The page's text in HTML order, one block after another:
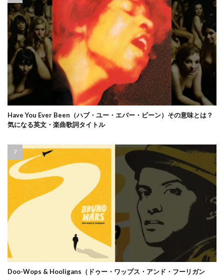
Have You Ever Been（ハブ・ユー・エバー・ビーン）その意味とは？
気になる英文・楽曲歌詞タイトル
Doo-Wops & Hooligans（ドゥー・ワップス・アンド・フーリガン